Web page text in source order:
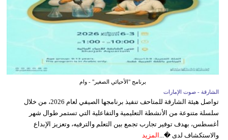
برنامج "الأحيائي الصغير" - وام
الشارقة - صوت الإمارات
تواصل هيئة الشارقة للمتاحف تنفيذ برنامجها الصيفي لعام 2026، من خلال
سلسلة متنوعة من الأنشطة التعليمية والتفاعلية التي تستمر طوال شهر
أغسطس، بهدف توفير تجارب تجمع بين التعلم والترفيه، وتعزيز الإبداع
والاستكشاف لدى �... المزيد